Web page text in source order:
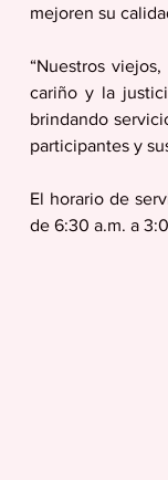
mejoren su
“Nuestros
cariño y la
brindando
participantes y
El horario de
de 6:30 a.m. a